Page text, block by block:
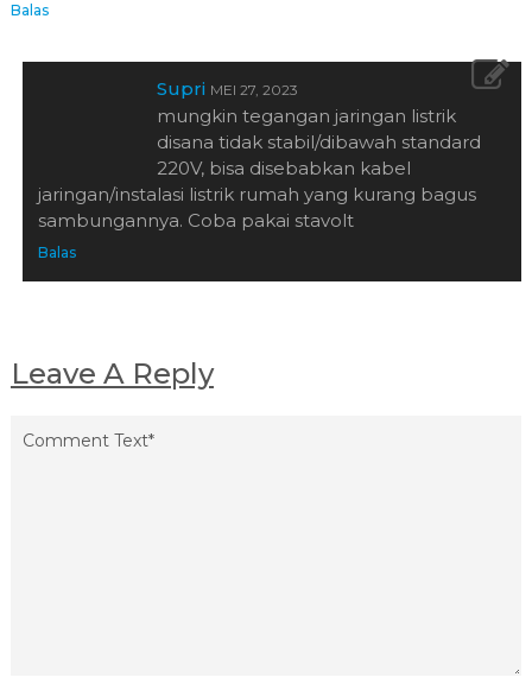
Balas
Supri MEI 27, 2023
mungkin tegangan jaringan listrik
disana tidak stabil/dibawah standard
220V, bisa disebabkan kabel
jaringan/instalasi listrik rumah yang kurang bagus
sambungannya. Coba pakai stavolt
Balas
Leave A Reply